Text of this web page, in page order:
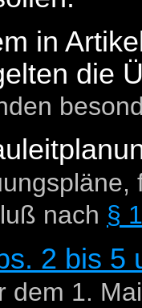
in
die
nach §
2 bis 5
dem 1.